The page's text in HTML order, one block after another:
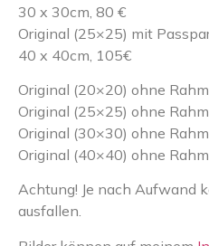
30 x 30cm, 80 €
Original (25×25) mit
40 x 40cm, 105€
Original (20×20) ohne
Original (25×25) ohne
Original (30×30) ohne
Original (40×40) ohne
Achtung! Je nach Aufwand
ausfallen.